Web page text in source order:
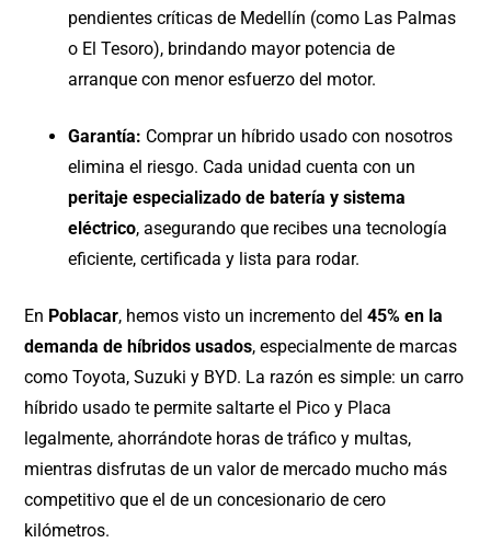
pendientes críticas de Medellín (como Las Palmas
o El Tesoro), brindando mayor potencia de
arranque con menor esfuerzo del motor.
Garantía: Comprar un híbrido usado con nosotros
elimina el riesgo. Cada unidad cuenta con un
peritaje especializado de batería y sistema
eléctrico, asegurando que recibes una tecnología
eficiente, certificada y lista para rodar.
En Poblacar, hemos visto un incremento del 45% en la
demanda de híbridos usados, especialmente de marcas
como Toyota, Suzuki y BYD. La razón es simple: un carro
híbrido usado te permite saltarte el Pico y Placa
legalmente, ahorrándote horas de tráfico y multas,
mientras disfrutas de un valor de mercado mucho más
competitivo que el de un concesionario de cero
kilómetros.